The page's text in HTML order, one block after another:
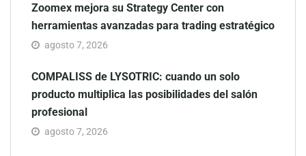
Zoomex mejora su Strategy Center con
herramientas avanzadas para trading estratégico
agosto 7, 2026
COMPALISS de LYSOTRIC: cuando un solo
producto multiplica las posibilidades del salón
profesional
agosto 7, 2026